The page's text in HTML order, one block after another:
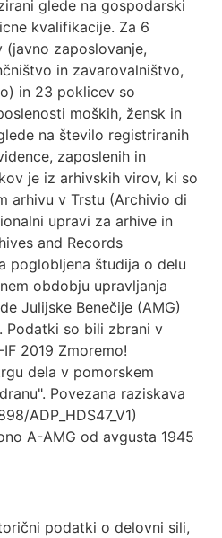
glede na gospodarski
kvalifikacije. Za 6
zaposlovanje,
in zavarovalništvo,
in 23 poklicev so
moških, žensk in
na število registriranih
zaposlenih in
je iz arhivskih virov, ki so
arhivu v Trstu (Archivio di
upravi za arhive in
and Records
poglobljena študija o delu
obdobju upravljanja
Julijske Benečije (AMG)
Podatki so bili zbrani v
2019 Zmoremo!
dela v pomorskem
Povezana raziskava
ADP_HDS47_V1)
A-AMG od avgusta 1945
podatki o delovni sili,